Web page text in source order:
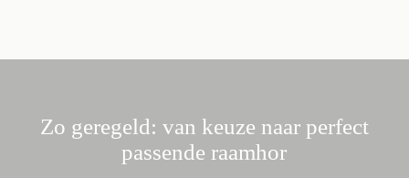
Zo geregeld: van keuze naar perfect
passende raamhor